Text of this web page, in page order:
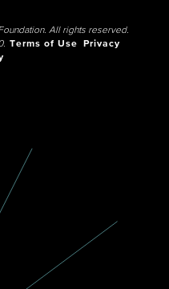
All rights reserved.
Terms of Use
Privacy